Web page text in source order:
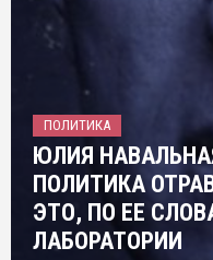
ПОЛИТИКА
ЮЛИЯ
ПОЛИТИКА
ЭТО, ПО ЕЕ
ЛАБОРАТОРИИ